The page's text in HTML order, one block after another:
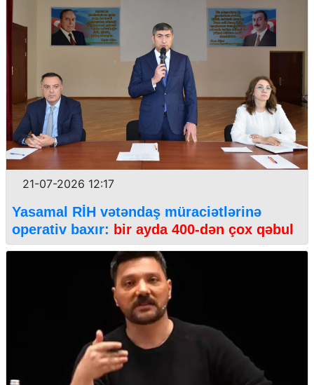
21-07-2026 12:17
Yasamal RİH vətəndaş müraciətlərinə
operativ baxır: bir ayda 400-dən çox qəbul